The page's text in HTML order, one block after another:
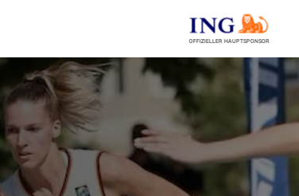
OFFIZIELLER HAUPTSPONSOR